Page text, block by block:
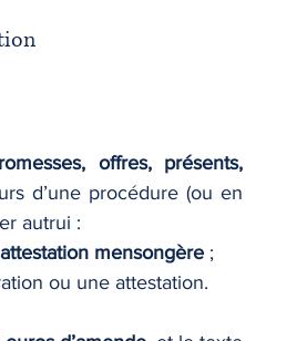
offres, présents,
d’une procédure (ou en
autrui :
attestation mensongère ;
ou une attestation.